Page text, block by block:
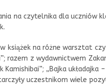
na czytelnika dla uczniów
książek na różne warsztat
razem z wydawnictwem
„Bajka
uczestnikom wiele